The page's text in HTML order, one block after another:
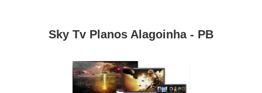
Sky Tv Planos Alagoinha - PB